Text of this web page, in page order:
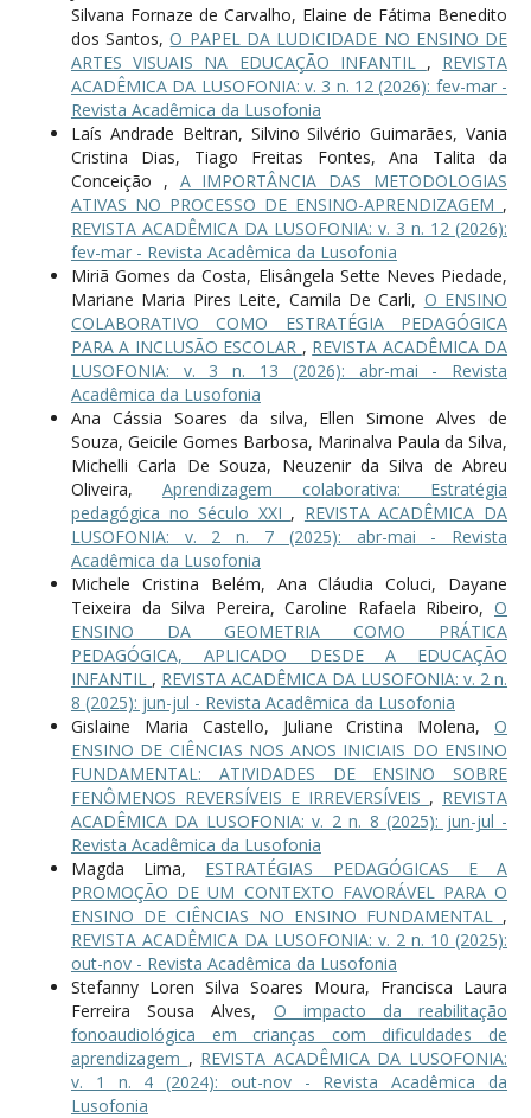
Silvana Fornaze de Carvalho, Elaine de Fátima Benedito
dos Santos,O PAPEL DA LUDICIDADE NO ENSINO DE
ARTES VISUAIS NA EDUCAÇÃO INFANTIL , REVISTA
ACADÊMICA DA LUSOFONIA: v. 3 n. 12 (2026): fev-mar -
Revista Acadêmica da Lusofonia
Laís Andrade Beltran, Silvino Silvério Guimarães, Vania
Cristina Dias, Tiago Freitas Fontes, Ana Talita da
Conceição , A IMPORTÂNCIA DAS METODOLOGIAS
ATIVAS NO PROCESSO DE ENSINO-APRENDIZAGEM ,
REVISTA ACADÊMICA DA LUSOFONIA: v. 3 n. 12 (2026):
fev-mar - Revista Acadêmica da Lusofonia
Miriã Gomes da Costa, Elisângela Sette Neves Piedade,
Mariane Maria Pires Leite, Camila De Carli, O ENSINO
COLABORATIVO COMO ESTRATÉGIA PEDAGÓGICA
PARA A INCLUSÃO ESCOLAR , REVISTA ACADÊMICA DA
LUSOFONIA: v. 3 n. 13 (2026): abr-mai - Revista
Acadêmica da Lusofonia
Ana Cássia Soares da silva, Ellen Simone Alves de
Souza, Geicile Gomes Barbosa, Marinalva Paula da Silva,
Michelli Carla De Souza, Neuzenir da Silva de Abreu
Oliveira, Aprendizagem colaborativa: Estratégia
pedagógica no Século XXI , REVISTA ACADÊMICA DA
LUSOFONIA: v. 2 n. 7 (2025): abr-mai - Revista
Acadêmica da Lusofonia
Michele Cristina Belém, Ana Cláudia Coluci, Dayane
Teixeira da Silva Pereira, Caroline Rafaela Ribeiro,O
ENSINO DA GEOMETRIA COMO PRÁTICA
PEDAGÓGICA, APLICADO DESDE A EDUCAÇÃO
INFANTIL , REVISTA ACADÊMICA DA LUSOFONIA: v. 2 n.
8 (2025): jun-jul - Revista Acadêmica da Lusofonia
Gislaine Maria Castello, Juliane Cristina Molena,O
ENSINO DE CIÊNCIAS NOS ANOS INICIAIS DO ENSINO
FUNDAMENTAL: ATIVIDADES DE ENSINO SOBRE
FENÔMENOS REVERSÍVEIS E IRREVERSÍVEIS , REVISTA
ACADÊMICA DA LUSOFONIA: v. 2 n. 8 (2025): jun-jul -
Revista Acadêmica da Lusofonia
Magda Lima, ESTRATÉGIAS PEDAGÓGICAS E A
PROMOÇÃO DE UM CONTEXTO FAVORÁVEL PARA O
ENSINO DE CIÊNCIAS NO ENSINO FUNDAMENTAL ,
REVISTA ACADÊMICA DA LUSOFONIA: v. 2 n. 10 (2025):
out-nov - Revista Acadêmica da Lusofonia
Stefanny Loren Silva Soares Moura, Francisca Laura
Ferreira Sousa Alves, O impacto da reabilitação
fonoaudiológica em crianças com dificuldades de
aprendizagem , REVISTA ACADÊMICA DA LUSOFONIA:
v. 1 n. 4 (2024): out-nov - Revista Acadêmica da
Lusofonia